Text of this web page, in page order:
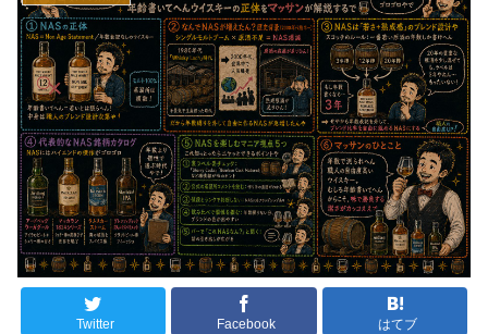
Twitter Facebook はてブ